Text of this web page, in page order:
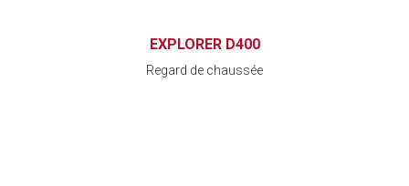
EXPLORER D400
Regard de chaussée